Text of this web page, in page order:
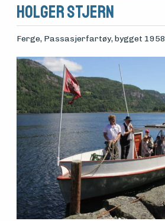
Holger Stjern
Ferge, Passasjerfartøy, bygget 1958